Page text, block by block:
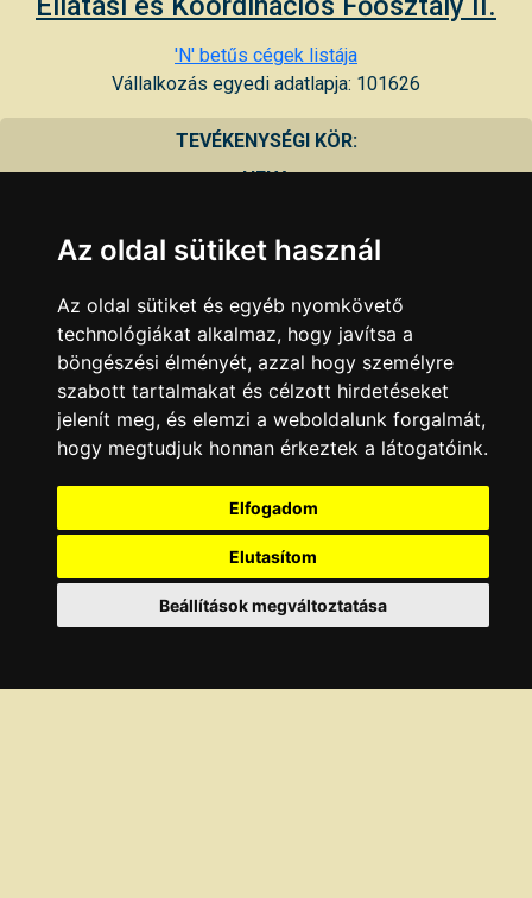
'N' betűs cégek listája
Vállalkozás egyedi adatlapja: 101626
TEVÉKENYSÉGI KÖR:
HELY:
TELEFON:
FAX:
E-MAIL:
ddth@neak.gov.hu
HONLAP:
http://neak.gov.hu/
NYITVA TARTÁS:
TERMÉKEK, SZOLGÁLTATÁSOK:
KAPCSOLÓDÓ KATEGÓRIÁK:
Egészségügy,Informatika
Az oldal sütiket használ
Az oldal sütiket és egyéb nyomkövető
technológiákat alkalmaz, hogy javítsa a
böngészési élményét, azzal hogy személyre
szabott tartalmakat és célzott hirdetéseket
jelenít meg, és elemzi a weboldalunk forgalmát,
hogy megtudjuk honnan érkeztek a látogatóink.
Elfogadom
Elutasítom
Beállítások megváltoztatása